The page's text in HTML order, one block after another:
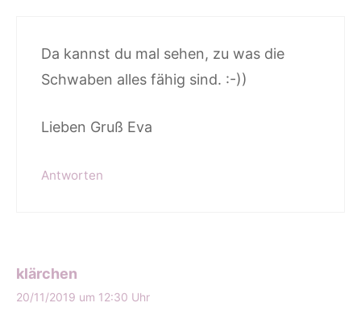
Da kannst du mal sehen, zu was die
Schwaben alles fähig sind. :-))
Lieben Gruß Eva
Antworten
klärchen
20/11/2019 um 12:30 Uhr